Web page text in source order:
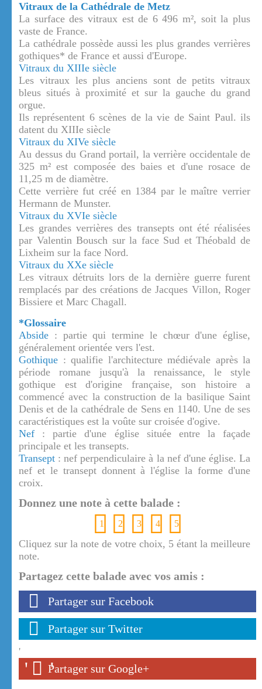
Vitraux de la Cathédrale de Metz
La surface des vitraux est de 6 496 m², soit la plus
vaste de France.
La cathédrale possède aussi les plus grandes verrières
gothiques* de France et aussi d'Europe.
Vitraux du XIIIe siècle
Les vitraux les plus anciens sont de petits vitraux
bleus situés à proximité et sur la gauche du grand
orgue.
Ils représentent 6 scènes de la vie de Saint Paul. ils
datent du XIIIe siècle
Vitraux du XIVe siècle
Au dessus du Grand portail, la verrière occidentale de
325 m² est composée des baies et d'une rosace de
11,25 m de diamètre.
Cette verrière fut créé en 1384 par le maître verrier
Hermann de Munster.
Vitraux du XVIe siècle
Les grandes verrières des transepts ont été réalisées
par Valentin Bousch sur la face Sud et Théobald de
Lixheim sur la face Nord.
Vitraux du XXe siècle
Les vitraux détruits lors de la dernière guerre furent
remplacés par des créations de Jacques Villon, Roger
Bissiere et Marc Chagall.
*Glossaire
Abside : partie qui termine le chœur d'une église,
généralement orientée vers l'est.
Gothique : qualifie l'architecture médiévale après la
période romane jusqu'à la renaissance, le style
gothique est d'origine française, son histoire a
commencé avec la construction de la basilique Saint
Denis et de la cathédrale de Sens en 1140. Une de ses
caractéristiques est la voûte sur croisée d'ogive.
Nef : partie d'une église située entre la façade
principale et les transepts.
Transept : nef perpendiculaire à la nef d'une église. La
nef et le transept donnent à l'église la forme d'une
croix.
Donnez une note à cette balade :
1 2 3 4 5
Cliquez sur la note de votre choix, 5 étant la meilleure
note.
Partagez cette balade avec vos amis :
Partager sur Facebook
Partager sur Twitter
'
' '
Partager sur Google+